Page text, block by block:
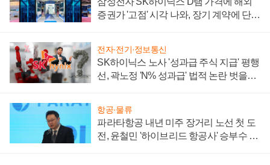
증권가 '고점' 시각 나와, 장기 계약에 단점
전자·전기·정보통신
SK하이닉스 노사 '성과급 주식 지급' 평행
선, 곽노정 'N% 성과급' 법적 논란 벗을지
항공·물류
파라타항공 내년 미주 장거리 노선 첫 도
전, 윤철민 '하이브리드 항공사' 승부수 통